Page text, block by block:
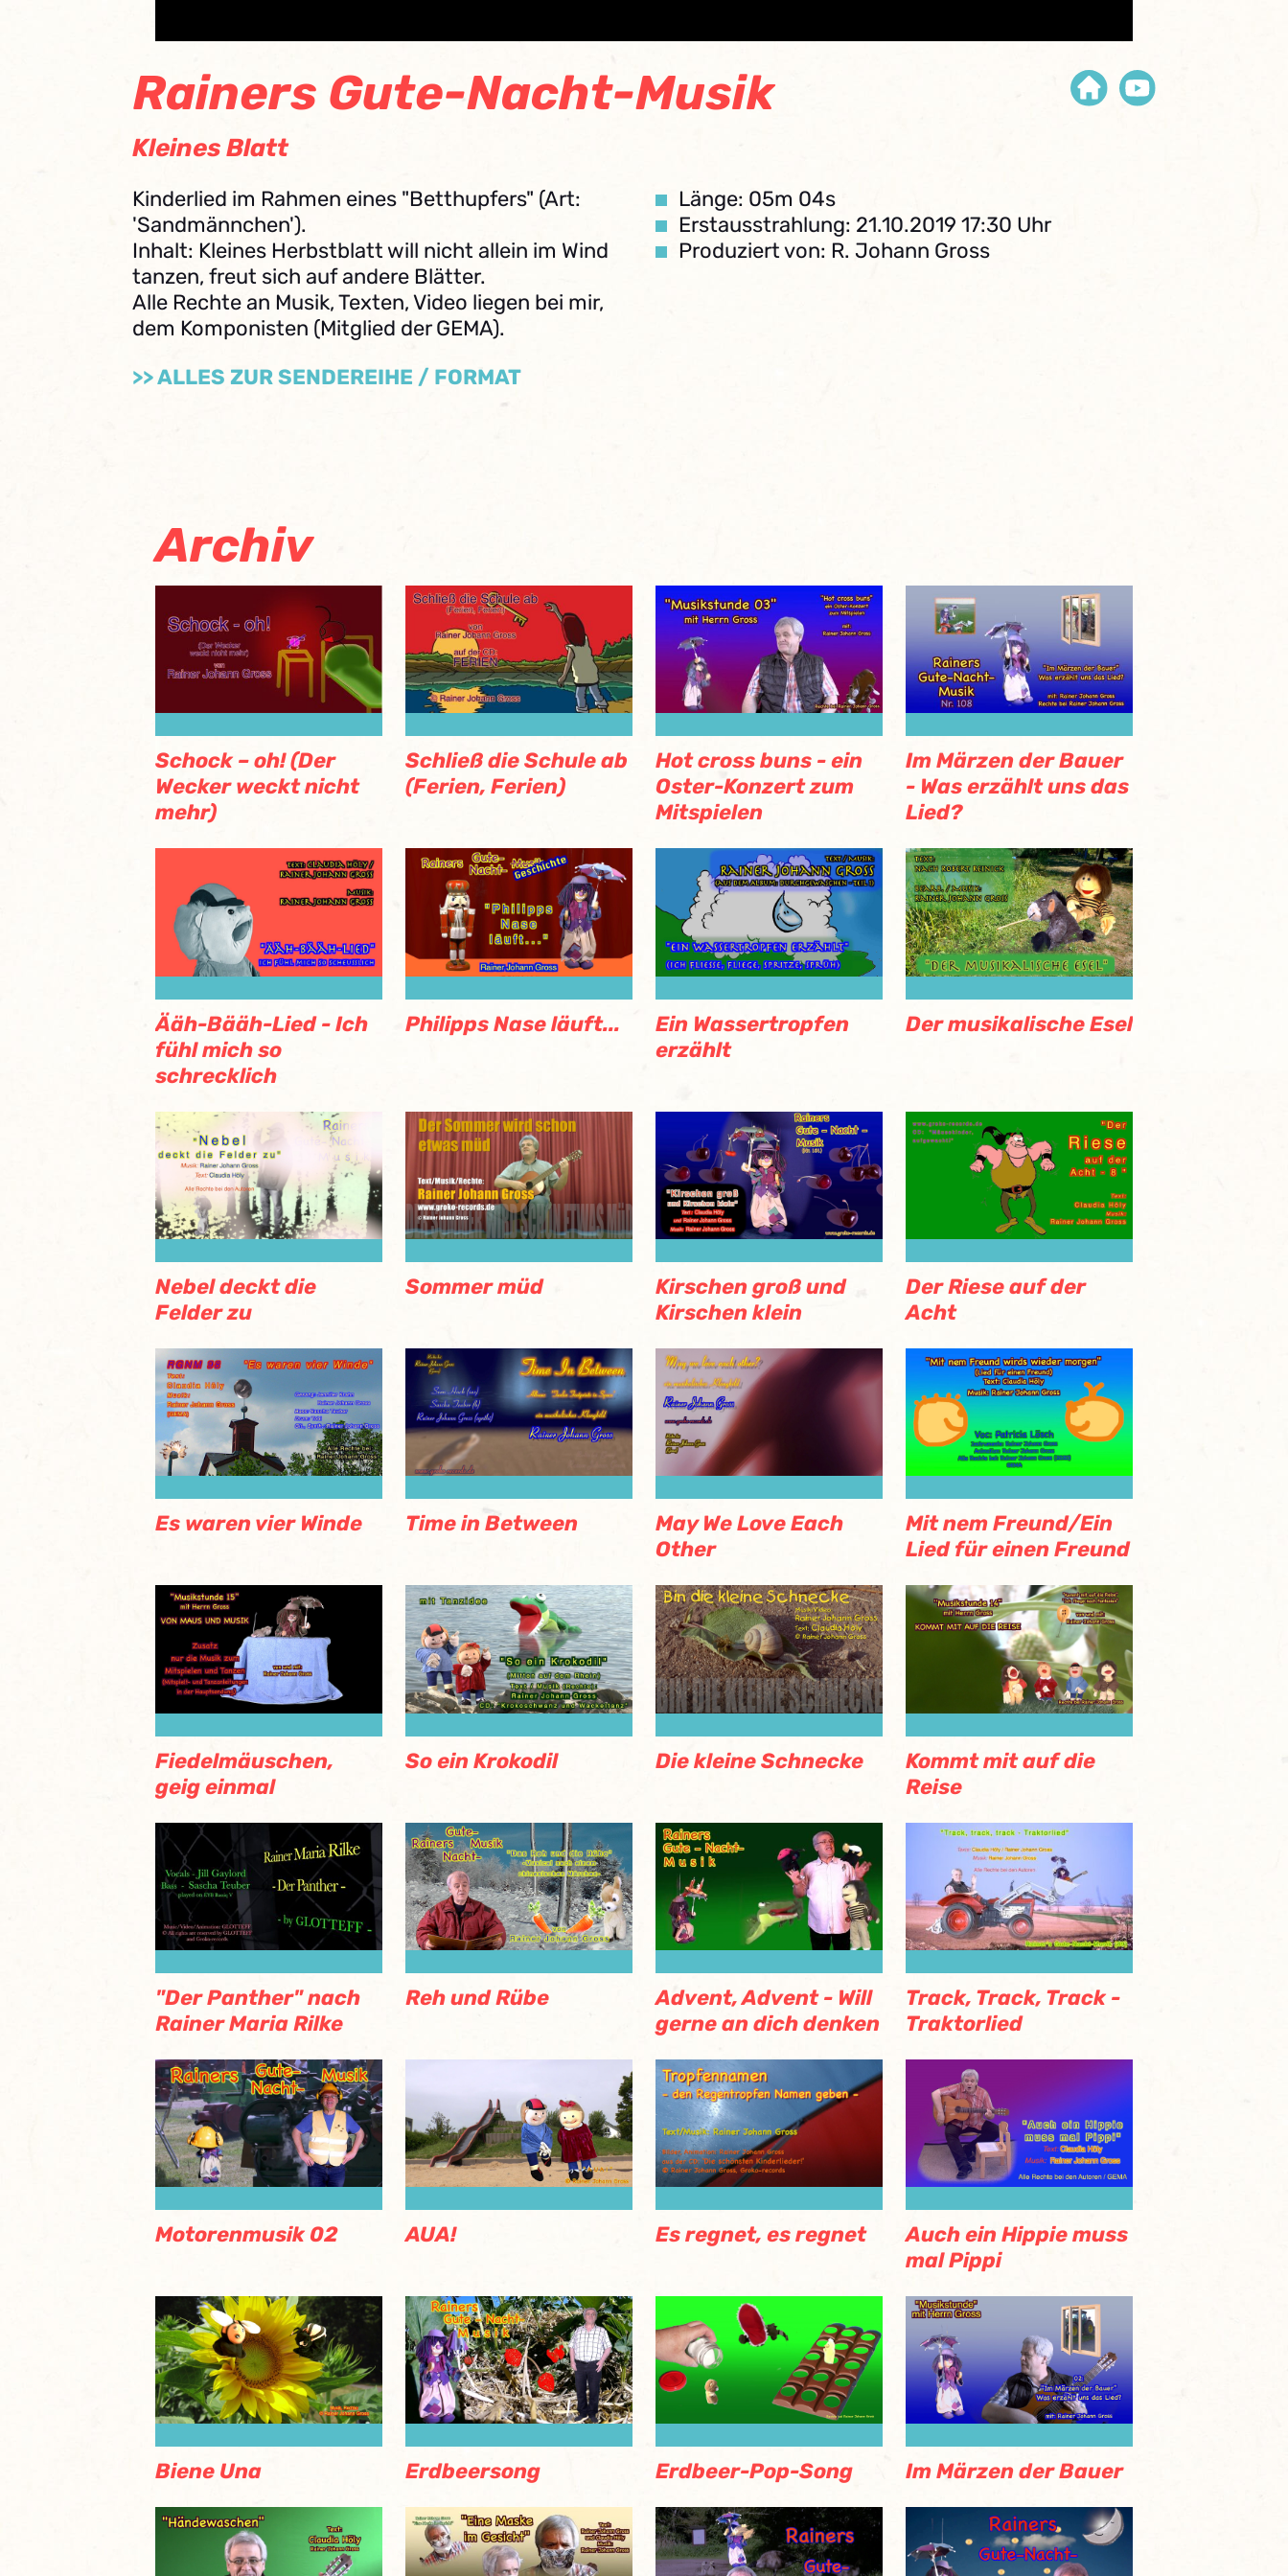
Rainers Gute-Nacht-Musik
Kleines Blatt
Kinderlied im Rahmen eines "Betthupfers" (Art:
'Sandmännchen').
Inhalt: Kleines Herbstblatt will nicht allein im Wind
tanzen, freut sich auf andere Blätter.
Alle Rechte an Musik, Texten, Video liegen bei mir,
dem Komponisten (Mitglied der GEMA).
>> ALLES ZUR SENDEREIHE / FORMAT
Länge: 05m 04s
Erstausstrahlung: 21.10.2019 17:30 Uhr
Produziert von: R. Johann Gross
Archiv
Schock – oh! (Der
Wecker weckt nicht
mehr)
Schließ die Schule ab
(Ferien, Ferien)
Hot cross buns - ein
Oster-Konzert zum
Mitspielen
Im Märzen der Bauer
- Was erzählt uns das
Lied?
Ääh-Bääh-Lied - Ich
fühl mich so
schrecklich
Philipps Nase läuft...
Ein Wassertropfen
erzählt
Der musikalische Esel
Nebel deckt die
Felder zu
Sommer müd
Kirschen groß und
Kirschen klein
Der Riese auf der
Acht
Es waren vier Winde Time in Between
May We Love Each
Other
Mit nem Freund/Ein
Lied für einen Freund
Fiedelmäuschen,
geig einmal
So ein Krokodil Die kleine Schnecke
Kommt mit auf die
Reise
"Der Panther" nach
Rainer Maria Rilke
Reh und Rübe
Advent, Advent - Will
gerne an dich denken
Track, Track, Track -
Traktorlied
Motorenmusik 02 AUA! Es regnet, es regnet
Auch ein Hippie muss
mal Pippi
Biene Una Erdbeersong Erdbeer-Pop-Song Im Märzen der Bauer